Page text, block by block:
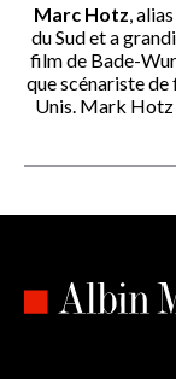
Marc Hotz ,
du Sud et a
film de Bade-
que scénariste de
Unis. Mark Hotz